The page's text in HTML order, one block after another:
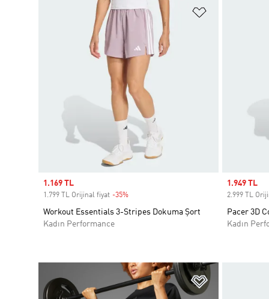
Favori
Sale price
1.169 TL
1.799 TL Orijinal fiyat -35%
Workout Essentials 3-Stripes Dokuma Şort
Kadın Performance
Sale price
1.949 TL
2.999 TL
Pacer 3D
Kadın
Favori